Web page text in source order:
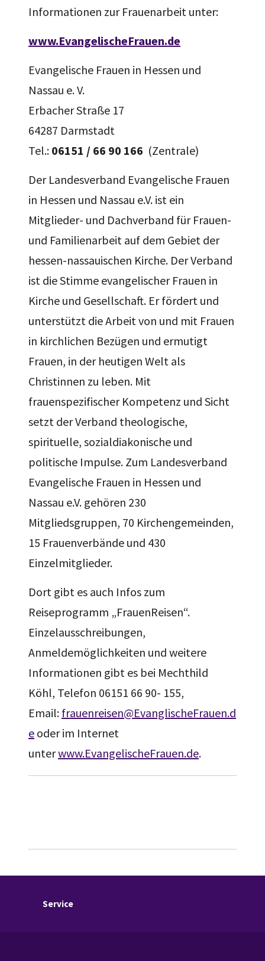
Informationen zur Frauenarbeit unter:
www.EvangelischeFrauen.de
Evangelische Frauen in Hessen und
Nassau e. V.
Erbacher Straße 17
64287 Darmstadt
Tel.: 06151 / 66 90 166 (Zentrale)
Der Landesverband Evangelische Frauen
in Hessen und Nassau e.V. ist ein
Mitglieder- und Dachverband für Frauen-
und Familienarbeit auf dem Gebiet der
hessen-nassauischen Kirche. Der Verband
ist die Stimme evangelischer Frauen in
Kirche und Gesellschaft. Er fördert und
unterstützt die Arbeit von und mit Frauen
in kirchlichen Bezügen und ermutigt
Frauen, in der heutigen Welt als
Christinnen zu leben. Mit
frauenspezifischer Kompetenz und Sicht
setzt der Verband theologische,
spirituelle, sozialdiakonische und
politische Impulse. Zum Landesverband
Evangelische Frauen in Hessen und
Nassau e.V. gehören 230
Mitgliedsgruppen, 70 Kirchengemeinden,
15 Frauenverbände und 430
Einzelmitglieder.
Dort gibt es auch Infos zum
Reiseprogramm „FrauenReisen“.
Einzelausschreibungen,
Anmeldemöglichkeiten und weitere
Informationen gibt es bei Mechthild
Köhl, Telefon 06151 66 90- 155,
Email: frauenreisen@EvanglischeFrauen.d
e oder im Internet
unterwww.EvangelischeFrauen.de.
Service